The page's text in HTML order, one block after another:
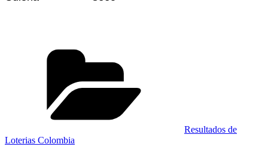
Resultados de
Loterias Colombia